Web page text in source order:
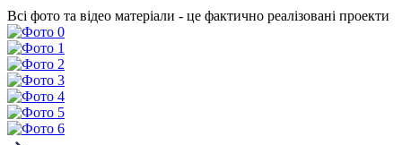
Всі фото та відео матеріали - це фактично реалізовані проекти